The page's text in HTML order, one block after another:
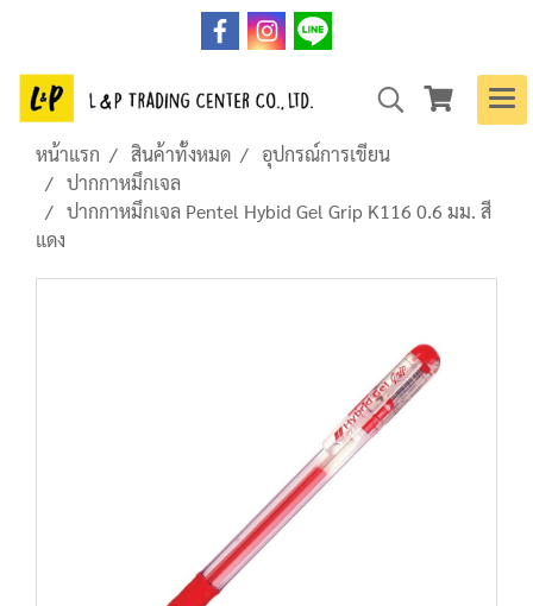
หน้าแรก สินค้าทั้งหมด
อุปกรณ์การเขียน
ปากกาหมึกเจล
ปากกาหมึกเจล Pentel Hybid Gel Grip K116 0.6 มม. สี
แดง